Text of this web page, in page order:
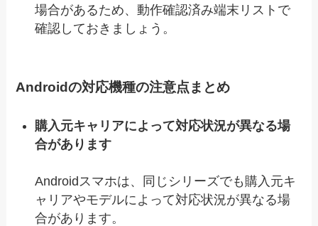
場合があるため、動作確認済み端末リストで
確認しておきましょう。
Androidの対応機種の注意点まとめ
購入元キャリアによって対応状況が異なる場
合があります
Androidスマホは、同じシリーズでも購入元キ
ャリアやモデルによって対応状況が異なる場
合があります。